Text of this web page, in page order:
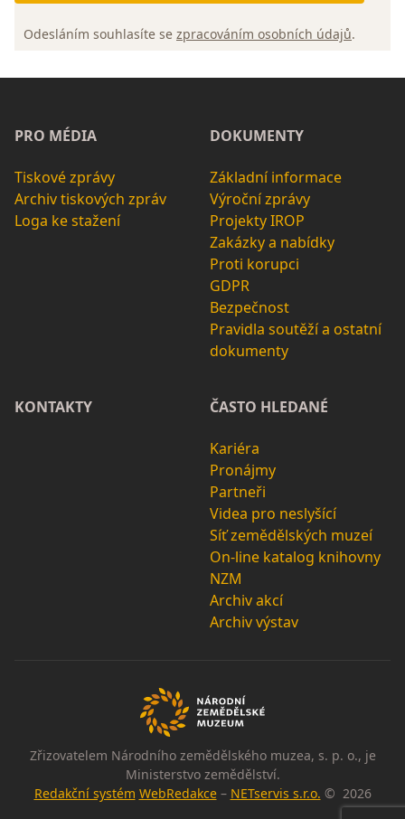
Odesláním souhlasíte se zpracováním osobních údajů.
PRO MÉDIA
Tiskové zprávy
Archiv tiskových zpráv
Loga ke stažení
DOKUMENTY
Základní informace
Výroční zprávy
Projekty IROP
Zakázky a nabídky
Proti korupci
GDPR
Bezpečnost
Pravidla soutěží a ostatní
dokumenty
KONTAKTY ČASTO HLEDANÉ
Kariéra
Pronájmy
Partneři
Videa pro neslyšící
Síť zemědělských muzeí
On-line katalog knihovny
NZM
Archiv akcí
Archiv výstav
Zřizovatelem Národního zemědělského muzea, s. p. o., je
Ministerstvo zemědělství.
Redakční systém WebRedakce– NETservis s.r.o. © 2026